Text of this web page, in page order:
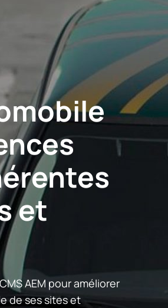
et
AEM pour améliorer
de ses sites et